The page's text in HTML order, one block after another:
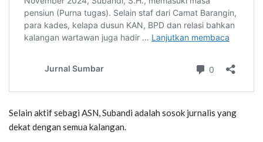
Selain aktif sebagi ASN, Subandi adalah sosok jurnalis yang
dekat dengan semua kalangan.